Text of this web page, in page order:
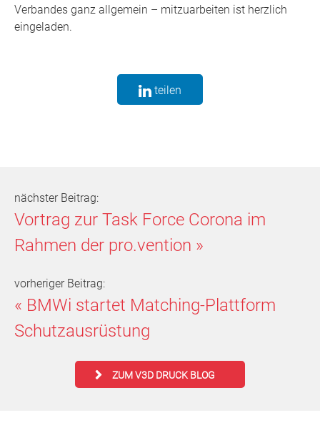
Verbandes ganz allgemein – mitzuarbeiten ist herzlich
eingeladen.
teilen
nächster Beitrag:
Vortrag zur Task Force Corona im
Rahmen der pro.vention »
vorheriger Beitrag:
« BMWi startet Matching-Plattform
Schutzausrüstung
ZUM V3D DRUCK BLOG